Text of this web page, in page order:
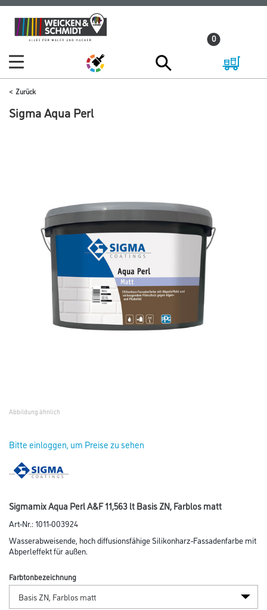
Zum
Inhalt
Zum
Navigationsmenü
0
Zurück
Sigma Aqua Perl
Abbildung ähnlich
Bitte einloggen, um Preise zu sehen
Sigmamix Aqua Perl A&F 11,563 lt Basis ZN, Farblos matt
Art-Nr.:1011-003924
Wasserabweisende, hoch diffusionsfähige Silikonharz-Fassadenfarbe mit
Abperleffekt für außen.
Farbtonbezeichnung